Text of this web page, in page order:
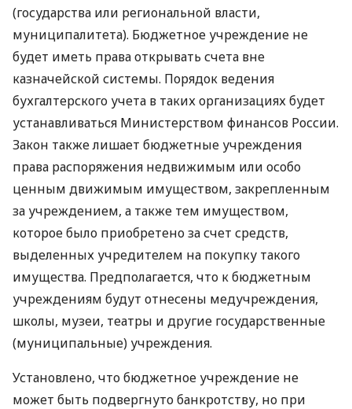
(государства или региональной власти,
муниципалитета). Бюджетное учреждение не
будет иметь права открывать счета вне
казначейской системы. Порядок ведения
бухгалтерского учета в таких организациях будет
устанавливаться Министерством финансов России.
Закон также лишает бюджетные учреждения
права распоряжения недвижимым или особо
ценным движимым имуществом, закрепленным
за учреждением, а также тем имуществом,
которое было приобретено за счет средств,
выделенных учредителем на покупку такого
имущества. Предполагается, что к бюджетным
учреждениям будут отнесены медучреждения,
школы, музеи, театры и другие государственные
(муниципальные) учреждения.
Установлено, что бюджетное учреждение не
может быть подвергнуто банкротству, но при